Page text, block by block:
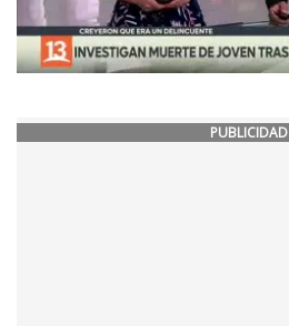
PUBLICIDAD